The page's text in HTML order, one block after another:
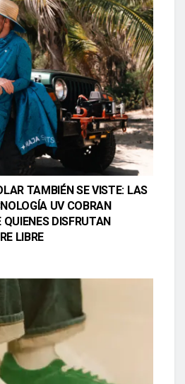
TAMBIÉN SE VISTE: LAS
UV COBRAN
QUIENES DISFRUTAN
LIBRE